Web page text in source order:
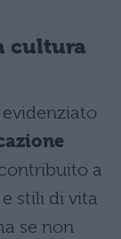
cultura
a
stili di vita
se non